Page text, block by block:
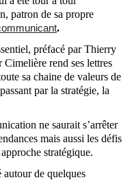
patron de sa propre
.
préfacé par Thierry
rend ses lettres
sa chaine de valeurs de
par la stratégie, la
ne saurait s’arrêter
mais aussi les défis
stratégique.
de quelques